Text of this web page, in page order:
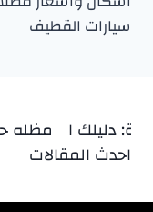
المقالات
سيارات القطيف
احدث المقالات
لأفضلمظله حوش